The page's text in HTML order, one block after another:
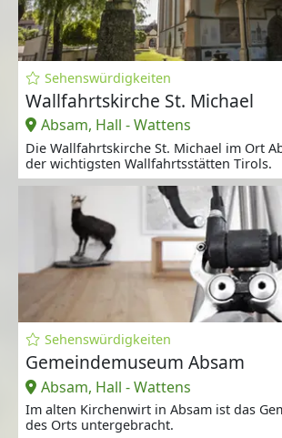
Sehenswürdigkeiten
Wallfahrtskirche St. Michael
Absam, Hall - Wattens
Die Wallfahrtskirche St. Michael im Ort
der wichtigsten Wallfahrtsstätten Tirols.
Sehenswürdigkeiten
Gemeindemuseum Absam
Absam, Hall - Wattens
Im alten Kirchenwirt in Absam ist das
des Orts untergebracht.